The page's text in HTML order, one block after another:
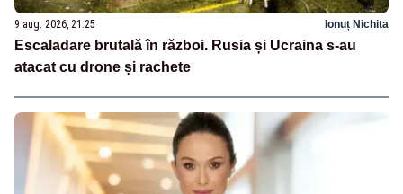
9 aug. 2026, 21:25 Ionuț Nichita
Escaladare brutală în război. Rusia și Ucraina s-au
atacat cu drone și rachete